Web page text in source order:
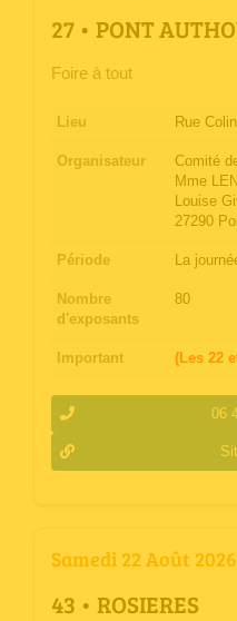
­27 • PONT
Foire à tout
Lieu Rue
Organisateur
Comité
Mme
Louise
27290
Période La
Nombre
d'exposants
80
Important (Les 22
06
Samedi 22 Août 2026
­43 • ROSIERES